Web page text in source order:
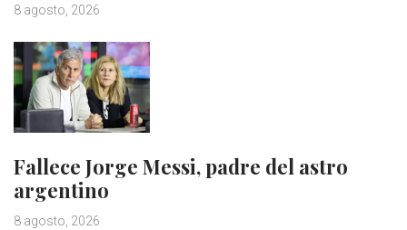
8 agosto, 2026
Fallece Jorge Messi, padre del astro
argentino
8 agosto, 2026